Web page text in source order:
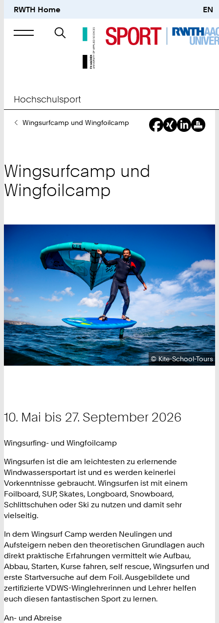
RWTH Home EN
Suche
nach
Hochschulsport
SieWingsurfcamp und Wingfoilcamp
Wingsurfcamp und
Wingfoilcamp
Urheberrecht:
© Kite-School-Tours
10. Mai bis 27. September 2026
Wingsurfing- und Wingfoilcamp
Wingsurfen ist die am leichtesten zu erlernende
Windwassersportart ist und es werden keinerlei
Vorkenntnisse gebraucht. Wingsurfen ist mit einem
Foilboard, SUP, Skates, Longboard, Snowboard,
Schlittschuhen oder Ski zu nutzen und damit sehr
vielseitig.
In dem Wingsurf Camp werden Neulingen und
Aufsteigern neben den theoretischen Grundlagen auch
direkt praktische Erfahrungen vermittelt wie Aufbau,
Abbau, Starten, Kurse fahren, self rescue, Wingsurfen und
erste Startversuche auf dem Foil. Ausgebildete und
zertifizierte VDWS-Winglehrerinnen und Lehrer helfen
euch diesen fantastischen Sport zu lernen.
An- und Abreise